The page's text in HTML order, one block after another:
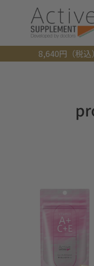
8,640円（税